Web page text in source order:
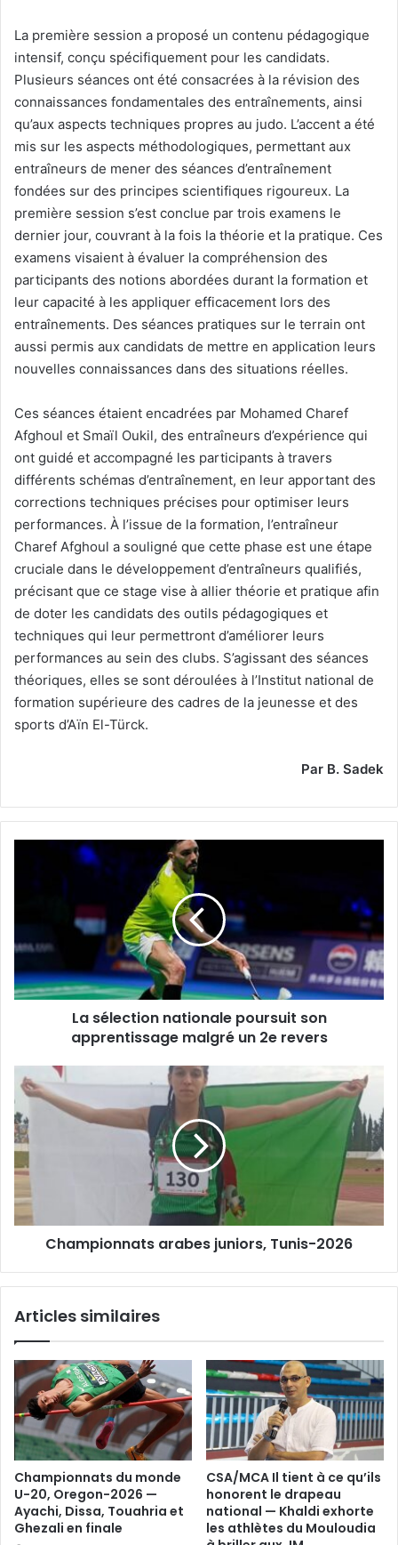
La première session a proposé un contenu pédagogique
intensif, conçu spécifiquement pour les candidats.
Plusieurs séances ont été consacrées à la révision des
connaissances fondamentales des entraînements, ainsi
qu’aux aspects techniques propres au judo. L’accent a été
mis sur les aspects méthodologiques, permettant aux
entraîneurs de mener des séances d’entraînement
fondées sur des principes scientifiques rigoureux. La
première session s’est conclue par trois examens le
dernier jour, couvrant à la fois la théorie et la pratique. Ces
examens visaient à évaluer la compréhension des
participants des notions abordées durant la formation et
leur capacité à les appliquer efficacement lors des
entraînements. Des séances pratiques sur le terrain ont
aussi permis aux candidats de mettre en application leurs
nouvelles connaissances dans des situations réelles.
Ces séances étaient encadrées par Mohamed Charef
Afghoul et Smaïl Oukil, des entraîneurs d’expérience qui
ont guidé et accompagné les participants à travers
différents schémas d’entraînement, en leur apportant des
corrections techniques précises pour optimiser leurs
performances. À l’issue de la formation, l’entraîneur
Charef Afghoul a souligné que cette phase est une étape
cruciale dans le développement d’entraîneurs qualifiés,
précisant que ce stage vise à allier théorie et pratique afin
de doter les candidats des outils pédagogiques et
techniques qui leur permettront d’améliorer leurs
performances au sein des clubs. S’agissant des séances
théoriques, elles se sont déroulées à l’Institut national de
formation supérieure des cadres de la jeunesse et des
sports d’Aïn El-Türck.
Par B. Sadek
apprentissage
un
2e
La sélection nationale poursuit son
apprentissage malgré un 2e revers
Championnats
arabes
juniors,
Tunis-
2026
Championnats arabes juniors, Tunis-2026
Articles similaires
Championnats du monde
U-20, Oregon-2026 —
Ayachi, Dissa, Touahria et
Ghezali en finale
CSA/MCA Il tient à ce qu’ils
honorent le drapeau
national — Khaldi exhorte
les athlètes du Mouloudia